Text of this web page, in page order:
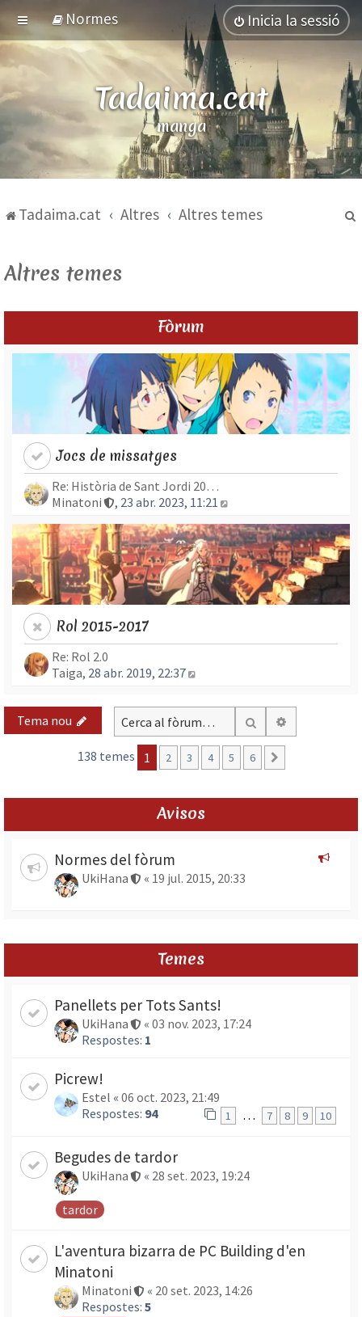
Normes Inicia la sessió
Tadaima.cat
manga
el Japó
Tadaima.cat Altres Altres temes
Altres temes
Fòrum
Jocs de missatges
Re: Història de Sant Jordi 20…
Minatoni
, 23 abr. 2023, 11:21
Rol 2015-2017
Re: Rol 2.0
Taiga, 28 abr. 2019, 22:37
Tema nou Cerca
138 temes 1 2 3 4 5 6
Avisos
Normes del fòrum
UkiHana « 19 jul. 2015, 20:33
Temes
Panellets per Tots Sants!
UkiHana « 03 nov. 2023, 17:24
Respostes: 1
Picrew!
Estel « 06 oct. 2023, 21:49
Respostes: 94 1 … 7 8 9 10
Begudes de tardor
UkiHana « 28 set. 2023, 19:24
tardor
L'aventura bizarra de PC Building d'en
Minatoni
Minatoni « 20 set. 2023, 14:26
Respostes: 5